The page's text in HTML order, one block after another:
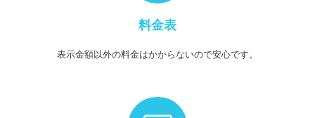
料金表
表示金額以外の料金はかからないので安心です。